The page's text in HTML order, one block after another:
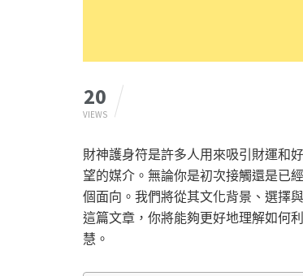
20
VIEWS
財神護身符是許多人用來吸引財運和
望的媒介。無論你是初次接觸還是已
個面向。我們將從其文化背景、選擇
這篇文章，你將能夠更好地理解如何
慧。